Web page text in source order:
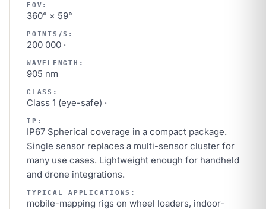
FOV:
360° × 59°
POINTS/S:
200 000 ·
WAVELENGTH:
905 nm
CLASS:
Class 1 (eye-safe) ·
IP:
IP67 Spherical coverage in a compact package.
Single sensor replaces a multi-sensor cluster for
many use cases. Lightweight enough for handheld
and drone integrations.
TYPICAL APPLICATIONS:
mobile-mapping rigs on wheel loaders, indoor-